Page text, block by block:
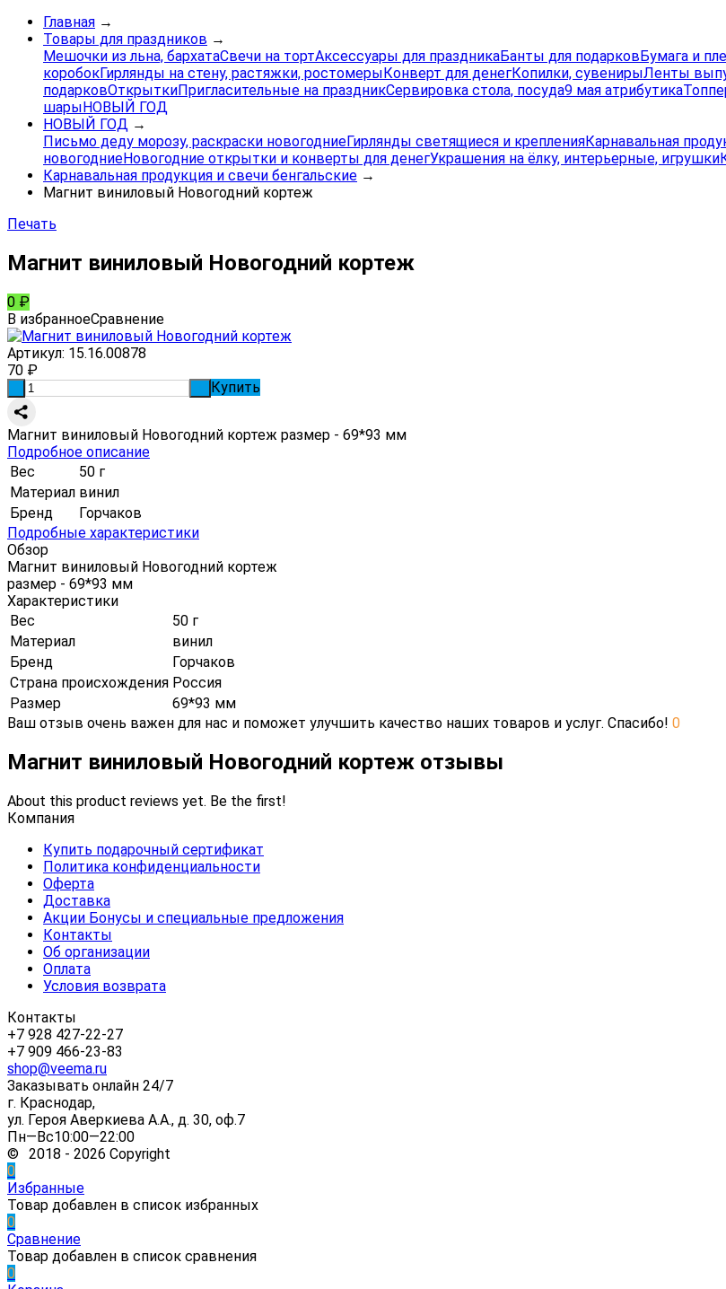
Главная →
Товары для праздников →
Мешочки из льна, бархатаСвечи на тортАксессуары для праздникаБанты для подарковБумага и
коробокГирлянды на стену, растяжки, ростомерыКонверт для денегКопилки, сувенирыЛенты
подарковОткрыткиПригласительные на праздникСервировка стола, посуда9 мая атрибутика
шарыНОВЫЙ ГОД
НОВЫЙ ГОД →
Письмо деду морозу, раскраски новогодниеГирлянды светящиеся и крепленияКарнавальная
новогодниеНовогодние открытки и конверты для денегУкрашения на ёлку, интерьерные, игрушки
Карнавальная продукция и свечи бенгальские →
Магнит виниловый Новогодний кортеж
Печать
Магнит виниловый Новогодний кортеж
0 ₽
В избранноеСравнение
Артикул: 15.16.00878
70 ₽
Купить
Магнит виниловый Новогодний кортеж размер - 69*93 мм
Подробное описание
Вес
50 г
Материал винил
Бренд
Горчаков
Подробные характеристики
Обзор
Магнит виниловый Новогодний кортеж
размер - 69*93 мм
Характеристики
Вес
50 г
Материал
винил
Бренд
Горчаков
Страна происхождения Россия
Размер
69*93 мм
Ваш отзыв очень важен для нас и поможет улучшить качество наших товаров и услуг. Спасибо! 0
Магнит виниловый Новогодний кортеж отзывы
About this product reviews yet. Be the first!
Компания
Купить подарочный сертификат
Политика конфиденциальности
Оферта
Доставка
Акции Бонусы и специальные предложения
Контакты
Об организации
Оплата
Условия возврата
Контакты
+7 928 427-22-27
+7 909 466-23-83
shop@veema.ru
Заказывать онлайн 24/7
г. Краснодар,
ул. Героя Аверкиева А.А., д. 30, оф.7
Пн—Вс10:00—22:00
© 2018 - 2026 Copyright
0
Избранные
Товар добавлен в список избранных
0
Сравнение
Товар добавлен в список сравнения
0